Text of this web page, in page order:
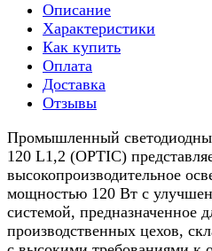
Описание
Характеристики
Как купить
Оплата
Доставка
Отзывы
Промышленный
120 L1,2 (OPTIC)
высокопроизводительное
мощностью 120 Вт с
системой, предназначенное
производственных цехов,